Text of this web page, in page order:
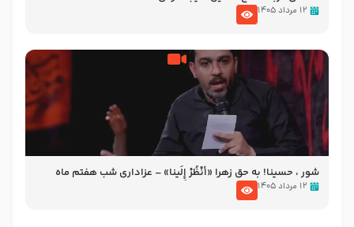
۱۲ مرداد ۱۴۰۵
شور ، حسینا! به‌ حق زهرا «أُنْظُرْ إِلَینا» – عزاداری شب هفتم ماه
محرّم 1405
۱۲ مرداد ۱۴۰۵